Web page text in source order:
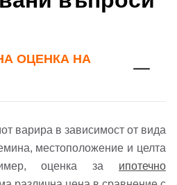
ОЦЕНКА НА
варира в зависимост от вида
местоположение и целта
оценка за ипотечно